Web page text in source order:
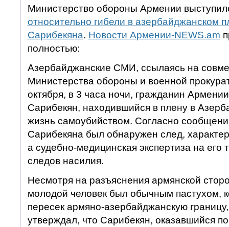
Министерство обороны Армении
относительно гибели в азербайджанском
Сарибекяна. Новости Армении-NEWS.am
полностью:
Азербайджанские СМИ, ссылаясь на
Министерства обороны и военной
октября, в 3 часа ночи, гражданин
Сарибекян, находившийся в плену в
жизнь самоубийством. Согласно
Сарибекяна был обнаружен след,
а судебно-медицинская экспертиза на его
следов насилия.
Несмотря на разъяснения армянской
молодой человек был обычным пастухом,
пересек армяно-азербайджанскую
утверждал, что Сарибекян, оказавшийся